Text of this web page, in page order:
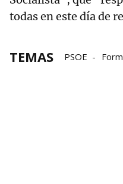
todas en este día de
TEMAS PSOE